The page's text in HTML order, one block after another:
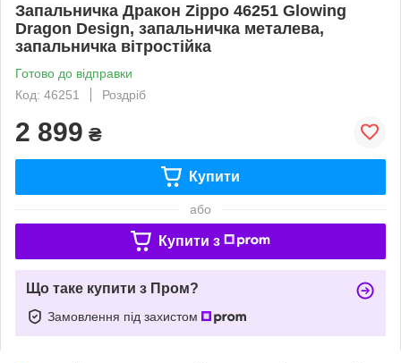
Запальничка Дракон Zippo 46251 Glowing
Dragon Design, запальничка металева,
запальничка вітростійка
Готово до відправки
Код: 46251
Роздріб
2 899 ₴
Купити
або
Купити з
Що таке купити з Пром?
Замовлення під захистом